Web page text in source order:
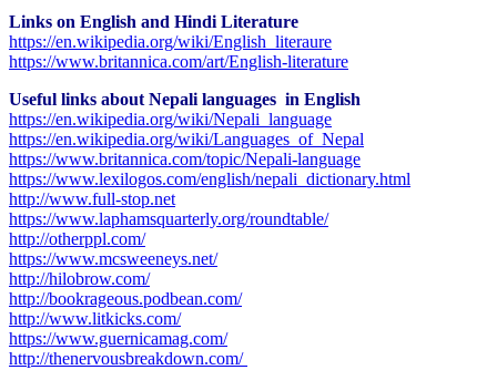
Links on English and Hindi Literature
https://en.wikipedia.org/wiki/English_literaure
https://www.britannica.com/art/English-literature
Useful links about Nepali languages in English
https://en.wikipedia.org/wiki/Nepali_language
https://en.wikipedia.org/wiki/Languages_of_Nepal
https://www.britannica.com/topic/Nepali-language
https://www.lexilogos.com/english/nepali_dictionary.html
​http://www.full-stop.net
https://www.laphamsquarterly.org/roundtable/
http://otherppl.com/
https://www.mcsweeneys.net/
http://hilobrow.com/
http://bookrageous.podbean.com/
http://www.litkicks.com/
https://www.guernicamag.com/
http://thenervousbreakdown.com/